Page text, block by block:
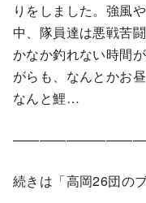
りをしました。強風
中、隊員達は悪戦苦
かなか釣れない時間
がらも、なんとかお
なんと鯉…
続きは「高岡26団の